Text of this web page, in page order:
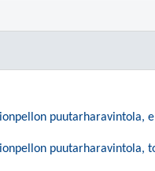
puutarharavintola,
puutarharavintola,